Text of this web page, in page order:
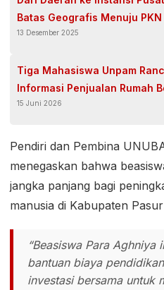
Batas Geografis Menuju PKN
13 Desember 2025
Tiga Mahasiswa Unpam
Informasi Penjualan Rumah
dengan Simulasi KPR di
15 Juni 2026
Pendiri dan Pembina
menegaskan bahwa
jangka panjang bagi
manusia di Kabupaten
“Beasiswa Para Aghniya
bantuan biaya
investasi bersama untuk